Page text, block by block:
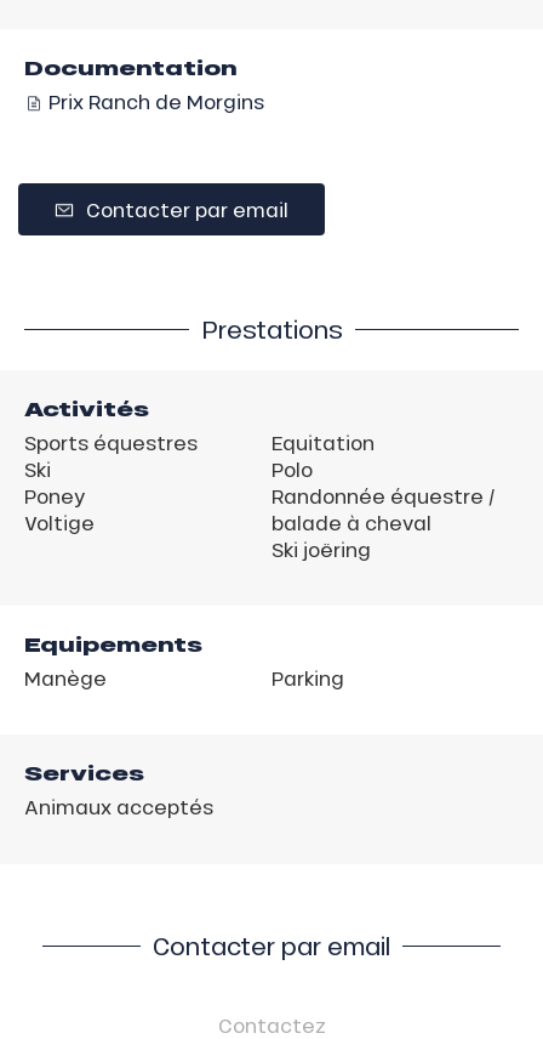
Documentation
Prix Ranch de Morgins
Contacter par email
Prestations
Activités
Sports équestres
Ski
Poney
Voltige
Equitation
Polo
Randonnée équestre /
balade à cheval
Ski joëring
Equipements
Manège Parking
Services
Animaux acceptés
Contacter par email
Contactez